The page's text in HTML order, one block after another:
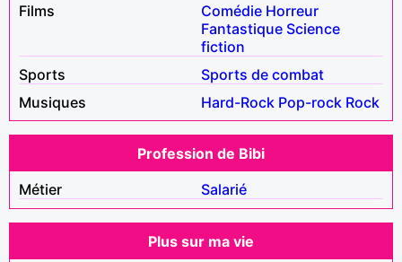
Films
Comédie Horreur
Fantastique Science
fiction
Sports
Sports de combat
Musiques
Hard-Rock Pop-rock Rock
Profession de Bibi
Métier
Salarié
Plus sur ma vie